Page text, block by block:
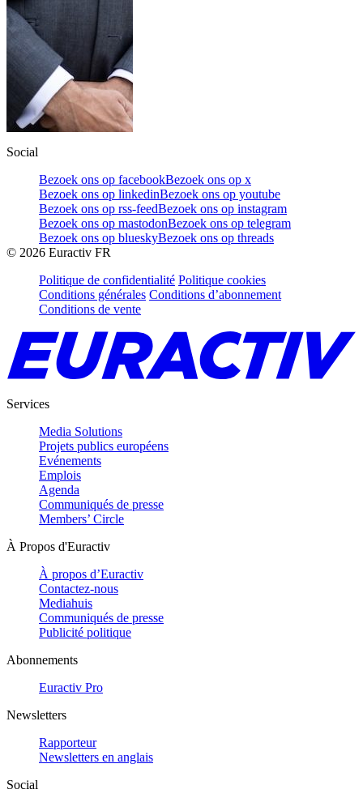
Social
Bezoek ons op facebookBezoek ons op x
Bezoek ons op linkedinBezoek ons op youtube
Bezoek ons op rss-feedBezoek ons op instagram
Bezoek ons op mastodonBezoek ons op telegram
Bezoek ons op blueskyBezoek ons op threads
© 2026 Euractiv FR
Politique de confidentialité Politique cookies
Conditions générales Conditions d’abonnement
Conditions de vente
Services
Media Solutions
Projets publics européens
Evénements
Emplois
Agenda
Communiqués de presse
Members’ Circle
À Propos d'Euractiv
À propos d’Euractiv
Contactez-nous
Mediahuis
Communiqués de presse
Publicité politique
Abonnements
Euractiv Pro
Newsletters
Rapporteur
Newsletters en anglais
Social